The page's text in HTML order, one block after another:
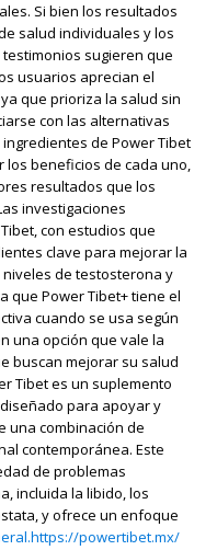
Si bien los resultados
salud individuales y los
sugieren que
usuarios aprecian el
que prioriza la salud sin
con las alternativas
de Power Tibet
beneficios de cada uno,
resultados que los
investigaciones
con estudios que
clave para mejorar la
de testosterona y
que Power Tibet+ tiene el
cuando se usa según
una opción que vale la
buscan mejorar su salud
Tibet es un suplemento
para apoyar y
una combinación de
contemporánea. Este
de problemas
incluida la libido, los
y ofrece un enfoque
powertibet.mx/